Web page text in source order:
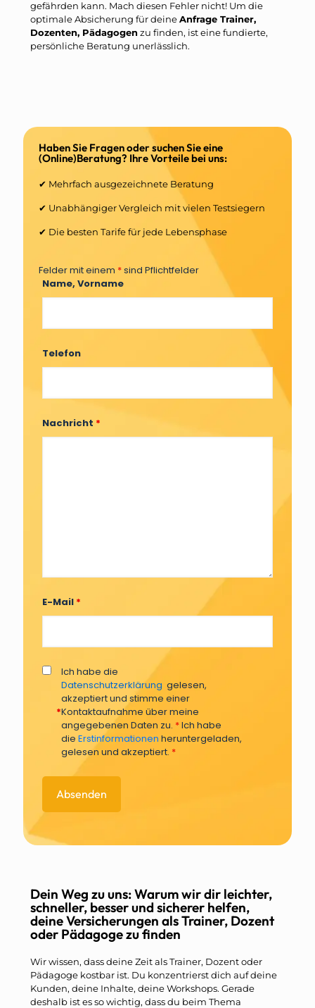
gefährden kann. Mach diesen Fehler nicht! Um die
optimale Absicherung für deineAnfrage Trainer,
Dozenten, Pädagogenzu finden, ist eine fundierte,
persönliche Beratung unerlässlich.
Haben Sie Fragen oder suchen Sie eine
(Online)Beratung? Ihre Vorteile bei uns:
✔ Mehrfach ausgezeichnete Beratung
✔ Unabhängiger Vergleich mit vielen Testsiegern
✔ Die besten Tarife für jede Lebensphase
Felder mit einem *sind Pflichtfelder
Name, Vorname
Telefon
Nachricht *
E-Mail *
*
Ich habe die
Datenschutzerklärung gelesen,
akzeptiert und stimme einer
Kontaktaufnahme über meine
angegebenen Daten zu. *Ich habe
die Erstinformationen heruntergeladen,
gelesen und akzeptiert. *
Dein Weg zu uns: Warum wir dir leichter,
schneller, besser und sicherer helfen,
deine Versicherungen als Trainer, Dozent
oder Pädagoge zu finden
Wir wissen, dass deine Zeit als Trainer, Dozent oder
Pädagoge kostbar ist. Du konzentrierst dich auf deine
Kunden, deine Inhalte, deine Workshops. Gerade
deshalb ist es so wichtig, dass du beim Thema